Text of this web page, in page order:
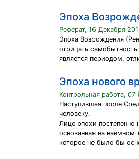
Эпоха
Реферат, 16 Декабря
Эпоха Возрождения
отрицать
является периодом,
Эпоха нового
Контрольная работа, 07
Наступившая после
человеку.
Лицо эпохи постепенно
основанная на наемном
которое не было бы